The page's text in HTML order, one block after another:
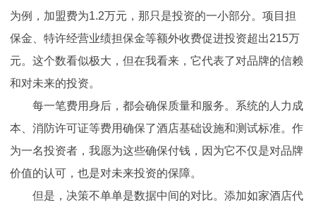
为例，加盟费为1.2万元，那只是投资的一小部分。项目担
保金、特许经营业绩担保金等额外收费促进投资超出215万
元。这个数看似极大，但在我看来，它代表了对品牌的信赖
和对未来的投资。
每一笔费用身后，都会确保质量和服务。系统的人力成
本、消防许可证等费用确保了酒店基础设施和测试标准。作
为一名投资者，我愿为这些确保付钱，因为它不仅是对品牌
价值的认可，也是对未来投资的保障。
但是，决策不单单是数据中间的对比。添加如家酒店代